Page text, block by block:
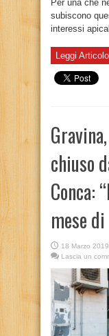
Per una che
subiscono
interessi
Leggi
chiuso
Conca:
mese
18 Marzo 2019
Lascia un